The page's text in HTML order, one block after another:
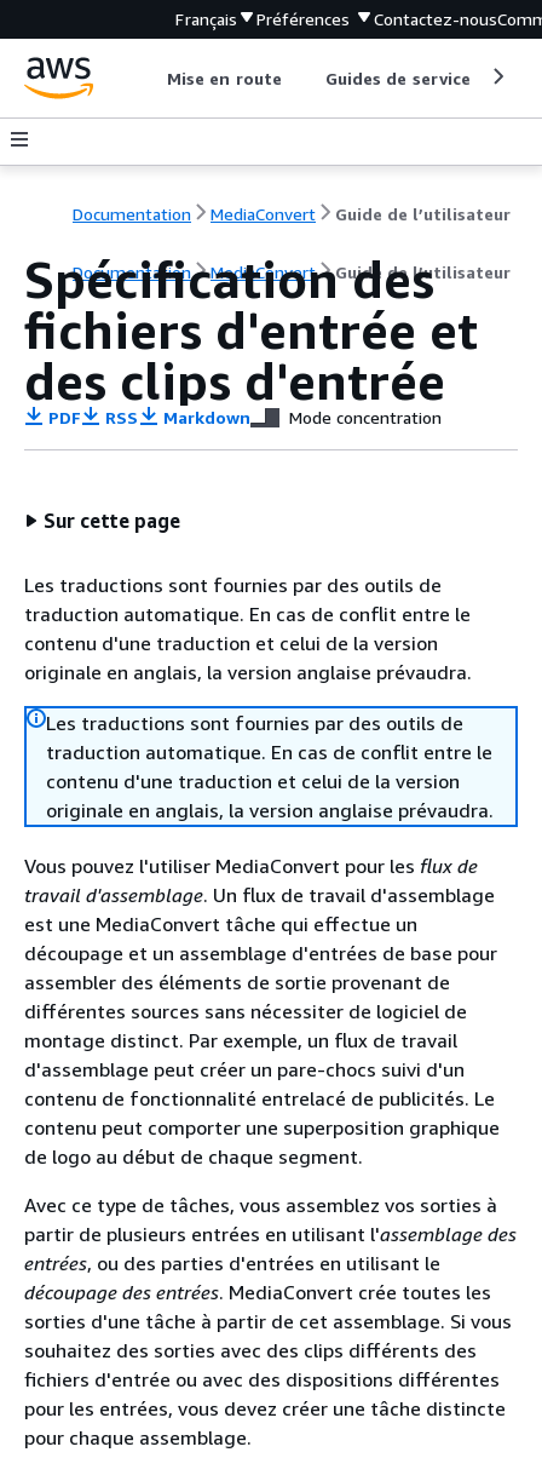
Français Préférences Contactez-nous
Mise en route Guides de service
Documentation MediaConvert Guide de l’utilisateur
Documentation MediaConvert Guide de l’utilisateur
Spécification des
fichiers d'entrée et
des clips d'entrée
PDF RSS Markdown Mode concentration
Sur cette page
Les traductions sont fournies par des outils de
traduction automatique. En cas de conflit entre le
contenu d'une traduction et celui de la version
originale en anglais, la version anglaise prévaudra.
Les traductions sont fournies par des outils de
traduction automatique. En cas de conflit entre le
contenu d'une traduction et celui de la version
originale en anglais, la version anglaise prévaudra.
Vous pouvez l'utiliser MediaConvert pour les flux de
travail d'assemblage. Un flux de travail d'assemblage
est une MediaConvert tâche qui effectue un
découpage et un assemblage d'entrées de base pour
assembler des éléments de sortie provenant de
différentes sources sans nécessiter de logiciel de
montage distinct. Par exemple, un flux de travail
d'assemblage peut créer un pare-chocs suivi d'un
contenu de fonctionnalité entrelacé de publicités. Le
contenu peut comporter une superposition graphique
de logo au début de chaque segment.
Avec ce type de tâches, vous assemblez vos sorties à
partir de plusieurs entrées en utilisant l'assemblage des
entrées, ou des parties d'entrées en utilisant le
découpage des entrées. MediaConvert crée toutes les
sorties d'une tâche à partir de cet assemblage. Si vous
souhaitez des sorties avec des clips différents des
fichiers d'entrée ou avec des dispositions différentes
pour les entrées, vous devez créer une tâche distincte
pour chaque assemblage.